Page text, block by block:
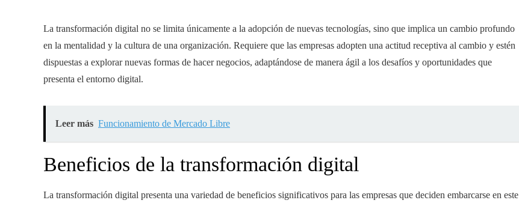
La transformación digital no se limita únicamente a la adopción de nuevas tecnologías, sino que implica un cambio profundo
en la mentalidad y la cultura de una organización. Requiere que las empresas adopten una actitud receptiva al cambio y estén
dispuestas a explorar nuevas formas de hacer negocios, adaptándose de manera ágil a los desafíos y oportunidades que
presenta el entorno digital.
Leer más Funcionamiento de Mercado Libre
Beneficios de la transformación digital
La transformación digital presenta una variedad de beneficios significativos para las empresas que deciden embarcarse en este